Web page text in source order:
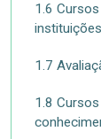
1.6
instituições
1.7
1.8